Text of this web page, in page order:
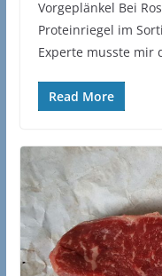
Vorgeplänkel Bei
Proteinriegel im
Experte musste mir
Read More